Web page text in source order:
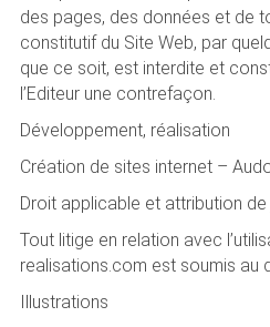
des pages, des données et de
constitutif du Site Web, par
que ce soit, est interdite et
l’Editeur une contrefaçon.
Développement, réalisation
Création de sites internet –
Droit applicable et attribution de
Tout litige en relation avec
realisations.com est soumis au
Illustrations